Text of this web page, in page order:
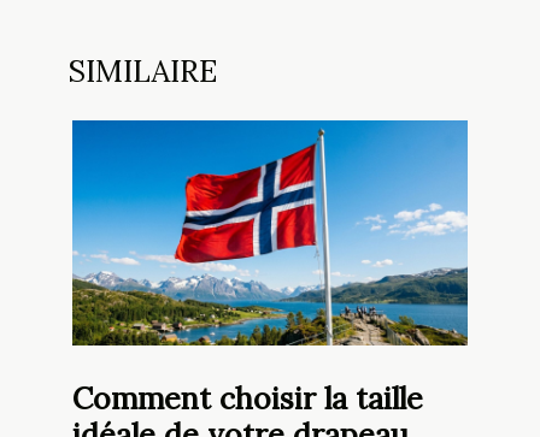
SIMILAIRE
Comment choisir la taille